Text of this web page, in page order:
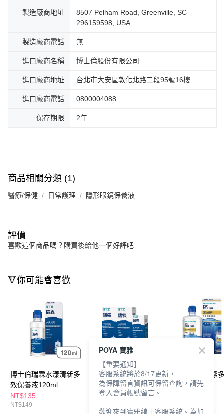
製造廠商地址
8507 Pelham Road, Greenville, SC
296159598, USA
製造廠商電話 無
進口廠商名稱 博士倫股份有限公司
進口廠商地址 台北市大安區敦化北路二段95號16樓
進口廠商電話 0800004088
保存期限 2年
商品相關分類 (1)
醫療/保健 日常護理 隱形眼鏡保養液
評價
喜歡這個商品嗎？購買後給他一個好評吧
🔻你可能會喜歡
博士倫瑞霖水漾清新多
效保養液120ml
NT$135
NT$149
博士倫瑞霖水漾清新保
養液355*2+120ml
NT$459
博士倫瑞霖淨潔
養液355ml
POYA 寶雅
【重要通知】
客服系統將於8/17更新，
為保障留言資訊可保留查詢，請先
登入會員帳號留言。
歡迎來到寶雅線上客服系統。為加